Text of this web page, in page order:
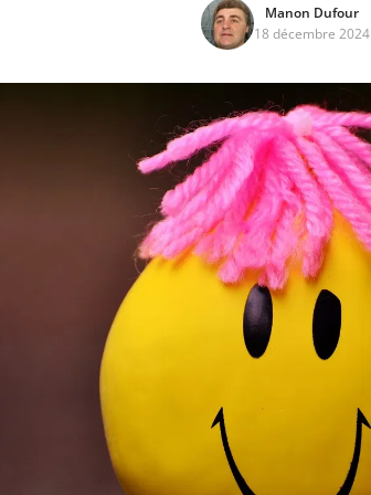
Manon Dufour
18 décembre 2024